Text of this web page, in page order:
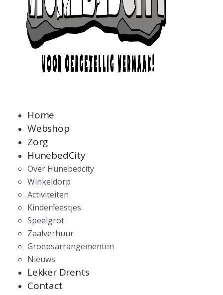
Home
Webshop
Zorg
HunebedCity
Over Hunebedcity
Winkeldorp
Activiteiten
Kinderfeestjes
Speelgrot
Zaalverhuur
Groepsarrangementen
Nieuws
Lekker Drents
Contact